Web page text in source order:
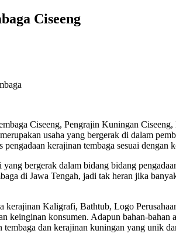
Ciseeng
Ciseeng, Pengrajin Kuningan
usaha yang bergerak di dalam
pengadaan kerajinan tembaga sesuai
yang bergerak dalam bidang bidang
di Jawa Tengah, jadi tak heran jika
kerajinan Kaligrafi, Bathtub, Logo
keinginan konsumen. Adapun bahan-
tembaga dan kerajinan kuningan yang unik